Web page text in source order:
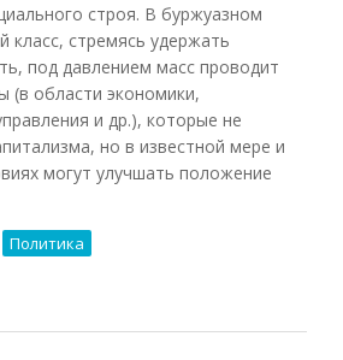
строя. В буржуазном
класс, стремясь удержать
под давлением масс проводит
(в области экономики,
и др.), которые не
но в известной мере и
могут улучшать положение
Политика